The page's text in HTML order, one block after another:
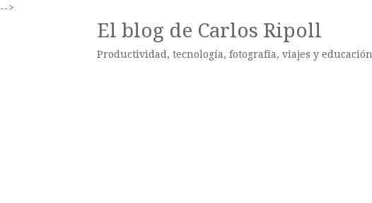
-->
El blog de Carlos Ripoll
Productividad, tecnología, fotografía, viajes y educación